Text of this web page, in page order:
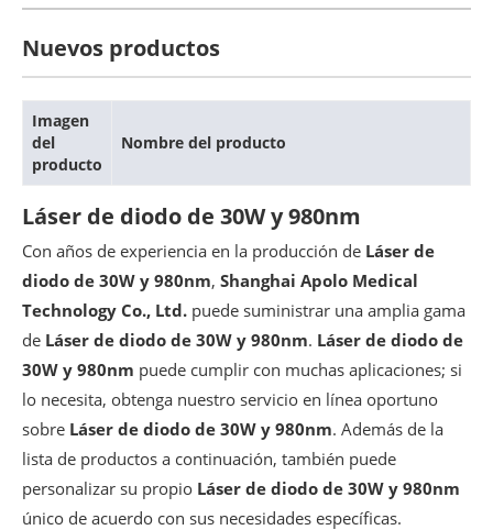
Nuevos productos
Imagen
del
producto
Nombre del producto
Láser de diodo de 30W y 980nm
Con años de experiencia en la producción de Láser de
diodo de 30W y 980nm, Shanghai Apolo Medical
Technology Co., Ltd. puede suministrar una amplia gama
de Láser de diodo de 30W y 980nm. Láser de diodo de
30W y 980nm puede cumplir con muchas aplicaciones; si
lo necesita, obtenga nuestro servicio en línea oportuno
sobre Láser de diodo de 30W y 980nm. Además de la
lista de productos a continuación, también puede
personalizar su propio Láser de diodo de 30W y 980nm
único de acuerdo con sus necesidades específicas.